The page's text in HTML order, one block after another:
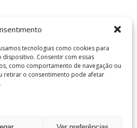
tecnologias como cookies para
Consentir com essas
como comportamento de navegação ou
retirar o consentimento pode afetar
reservados.